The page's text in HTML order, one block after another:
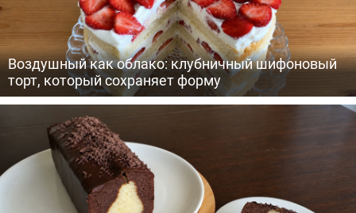
Воздушный как облако: клубничный шифоновый
торт, который сохраняет форму